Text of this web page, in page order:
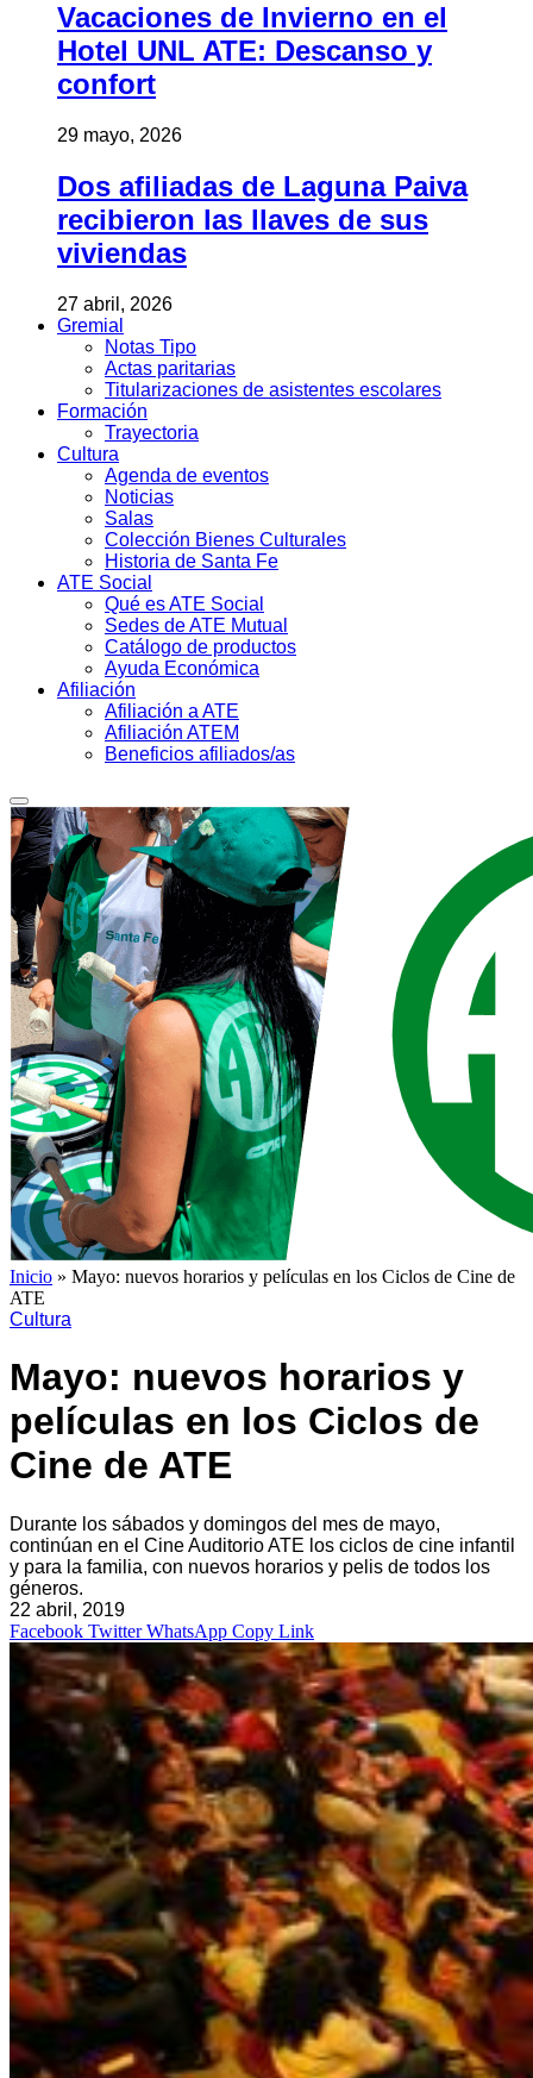
Vacaciones de Invierno en el
Hotel UNL ATE: Descanso y
confort
29 mayo, 2026
Dos afiliadas de Laguna Paiva
recibieron las llaves de sus
viviendas
27 abril, 2026
Gremial
Notas Tipo
Actas paritarias
Titularizaciones de asistentes escolares
Formación
Trayectoria
Cultura
Agenda de eventos
Noticias
Salas
Colección Bienes Culturales
Historia de Santa Fe
ATE Social
Qué es ATE Social
Sedes de ATE Mutual
Catálogo de productos
Ayuda Económica
Afiliación
Afiliación a ATE
Afiliación ATEM
Beneficios afiliados/as
Inicio » Mayo: nuevos horarios y películas en los Ciclos de Cine de
ATE
Cultura
Mayo: nuevos horarios y
películas en los Ciclos de
Cine de ATE
Durante los sábados y domingos del mes de mayo,
continúan en el Cine Auditorio ATE los ciclos de cine infantil
y para la familia, con nuevos horarios y pelis de todos los
géneros.
22 abril, 2019
Facebook Twitter WhatsApp Copy Link